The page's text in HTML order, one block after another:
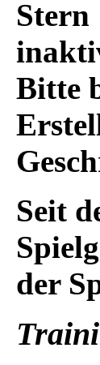
Bitte
Seit
der